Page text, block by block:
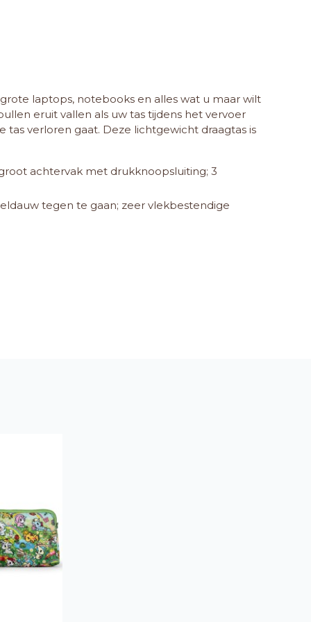
laptops, notebooks en alles wat u maar wilt
eruit vallen als uw tas tijdens het vervoer
verloren gaat. Deze lichtgewicht draagtas is
achtervak met drukknoopsluiting; 3
tegen te gaan; zeer vlekbestendige